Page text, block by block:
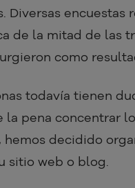
Diversas encuestas
de la mitad de las
como
todavía tienen
la pena concentrar
decidido
sitio web o blog.